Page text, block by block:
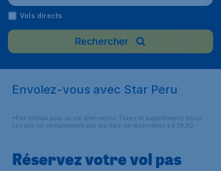
Vols directs
Rechercher
Envolez-vous avec Star Peru
*Prix initiaux pour un vol aller-retour. Taxes et suppléments inclus.
Les prix ne comprennent pas les frais de réservation à € 29,90.
Réservez votre vol pas